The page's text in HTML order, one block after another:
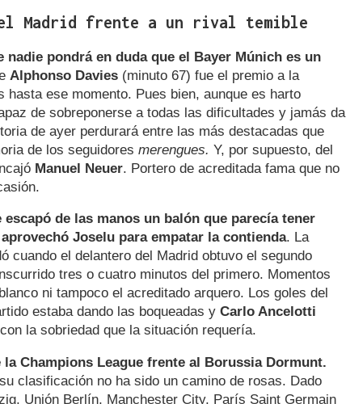
Madrid frente a un rival temible
pondrá en duda que el Bayer Múnich es un
Alphonso Davies (minuto 67) fue el premio a la
hasta ese momento. Pues bien, aunque es harto
de sobreponerse a todas las dificultades y jamás da
de ayer perdurará entre las más destacadas que
de los seguidores merengues. Y, por supuesto, del
Manuel Neuer. Portero de acreditada fama que no
de las manos un balón que parecía tener
Joselu para empatar la contienda. La
cuando el delantero del Madrid obtuvo el segundo
tres o cuatro minutos del primero. Momentos
ni tampoco el acreditado arquero. Los goles del
estaba dando las boqueadas y Carlo Ancelotti
la sobriedad que la situación requería.
Champions League frente al Borussia Dormunt.
clasificación no ha sido un camino de rosas. Dado
Unión Berlín, Manchester City, París Saint Germain